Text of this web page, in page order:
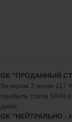
ОК "ПРОДАННЫЙ
Вечером 3 июня 117
прибыль стала 6840
днём.
ОК "НЕЙТРАЛЬНО -